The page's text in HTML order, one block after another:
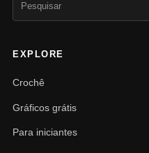
EXPLORE
Crochê
Gráficos grátis
Para iniciantes